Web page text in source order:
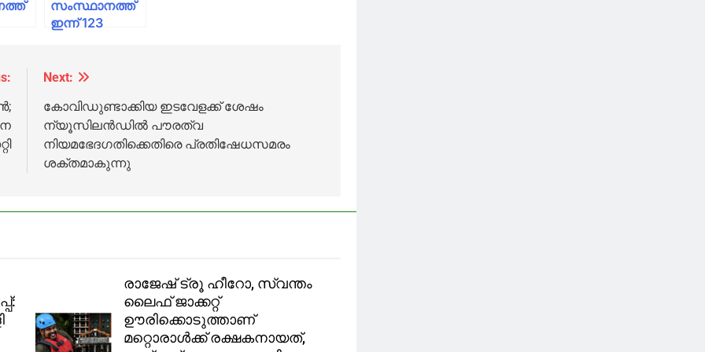
സംസ്ഥാനത്ത്
ഇന്ന് 123
സ്ഥിരീകരിച്ചു;
രോഗമുക്തി
Next:
കോവിഡുണ്ടാക്കിയ ഇടവേളക്ക് ശേഷം
ന്യൂസിലൻഡിൽ പൗരത്വ
നിയമഭേദഗതിക്കെതിരെ പ്രതിഷേധസമരം
ശക്തമാകുന്നു
രാജേഷ് ട്രൂ ഹീറോ, സ്വന്തം
ലൈഫ് ജാക്കറ്റ്
ഊരിക്കൊടുത്താണ്
മറ്റൊരാള്‍ക്ക് രക്ഷകനായത്,